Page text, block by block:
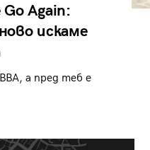
Again:
искаме
а пред теб е